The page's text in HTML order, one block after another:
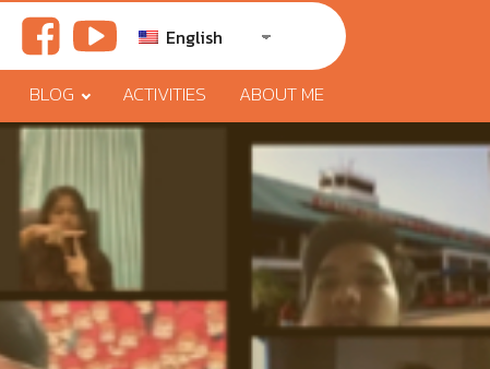
English
BLOG ACTIVITIES ABOUT ME